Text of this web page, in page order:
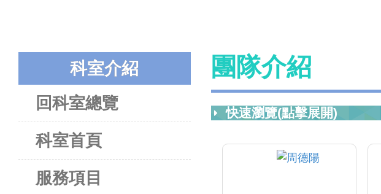
科室介紹
回科室總覽
科室首頁
服務項目
團隊介紹
快速瀏覽(點擊展開)